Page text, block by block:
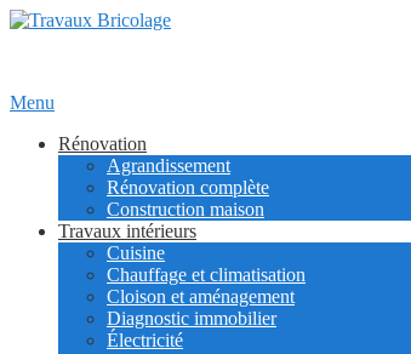
Menu
Rénovation
Agrandissement
Rénovation complète
Construction maison
Travaux intérieurs
Cuisine
Chauffage et climatisation
Cloison et aménagement
Diagnostic immobilier
Électricité